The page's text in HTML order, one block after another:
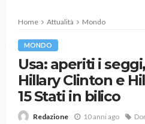
Home Attualità Mondo
MONDO
Usa: aperiti i
Hillary Clinton e
15 Stati in bilico
Redazione 10 anni ago